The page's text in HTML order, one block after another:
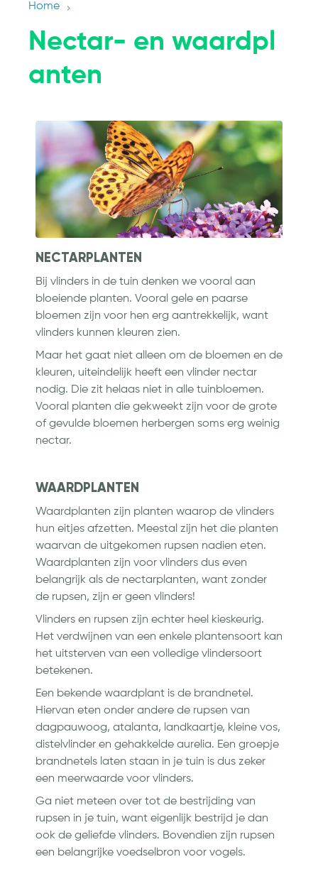
Home
Nectar- en waardpl
anten
NECTARPLANTEN
Bij vlinders in de tuin denken we vooral aan
bloeiende planten. Vooral gele en paarse
bloemen zijn voor hen erg aantrekkelijk, want
vlinders kunnen kleuren zien.
Maar het gaat niet alleen om de bloemen en de
kleuren, uiteindelijk heeft een vlinder nectar
nodig. Die zit helaas niet in alle tuinbloemen.
Vooral planten die gekweekt zijn voor de grote
of gevulde bloemen herbergen soms erg weinig
nectar.
WAARDPLANTEN
Waardplanten zijn planten waarop de vlinders
hun eitjes afzetten. Meestal zijn het die planten
waarvan de uitgekomen rupsen nadien eten.
Waardplanten zijn voor vlinders dus even
belangrijk als de nectarplanten, want zonder
de rupsen, zijn er geen vlinders!
Vlinders en rupsen zijn echter heel kieskeurig.
Het verdwijnen van een enkele plantensoort kan
het uitsterven van een volledige vlindersoort
betekenen.
Een bekende waardplant is de brandnetel.
Hiervan eten onder andere de rupsen van
dagpauwoog, atalanta, landkaartje, kleine vos,
distelvlinder en gehakkelde aurelia. Een groepje
brandnetels laten staan in je tuin is dus zeker
een meerwaarde voor vlinders.
Ga niet meteen over tot de bestrijding van
rupsen in je tuin, want eigenlijk bestrijd je dan
ook de geliefde vlinders. Bovendien zijn rupsen
een belangrijke voedselbron voor vogels.